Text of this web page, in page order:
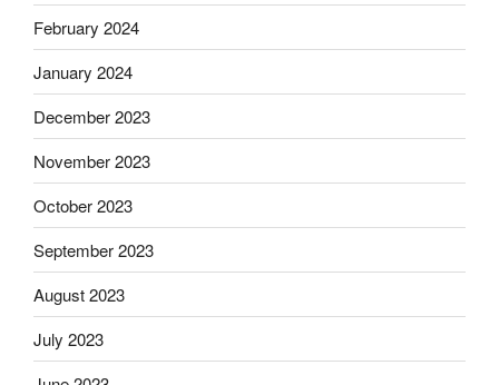
February 2024
January 2024
December 2023
November 2023
October 2023
September 2023
August 2023
July 2023